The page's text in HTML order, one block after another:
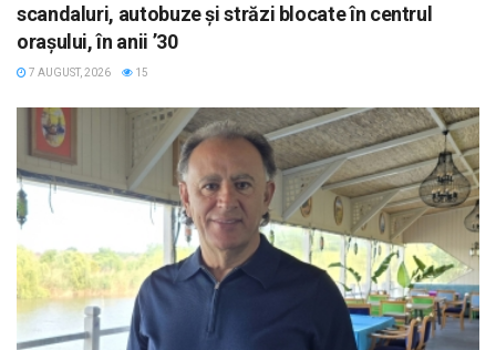
scandaluri, autobuze și străzi blocate în centrul
orașului, în anii ’30
7 AUGUST, 2026 15